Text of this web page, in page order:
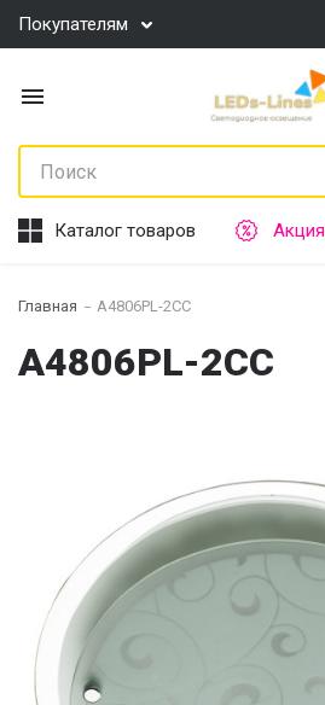
Покупателям
Каталог товаров Акция
Главная A4806PL-2CC
A4806PL-2CC